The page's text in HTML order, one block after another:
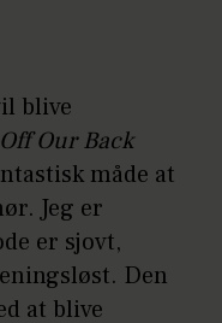
blive
Our Back
måde at
Jeg er
er sjovt,
Den
at blive